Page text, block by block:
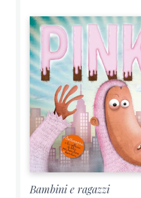
Bambini e ragazzi